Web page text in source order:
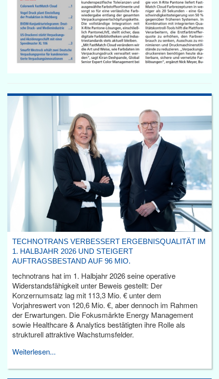
TECHNOTRANS VERBESSERT ERGEBNISQUALITÄT IM
1. HALBJAHR 2026 UND STEIGERT
AUFTRAGSBESTAND AUF 96 MIO.
technotrans hat im 1. Halbjahr 2026 seine operative
Widerstandsfähigkeit unter Beweis gestellt: Der
Konzernumsatz lag mit 113,3 Mio. € unter dem
Vorjahreswert von 120,6 Mio. €, aber dennoch im Rahmen
der Erwartungen. Die Fokusmärkte Energy Management
sowie Healthcare & Analytics bestätigten ihre Rolle als
strukturell attraktive Wachstumsfelder.
Weiterlesen...